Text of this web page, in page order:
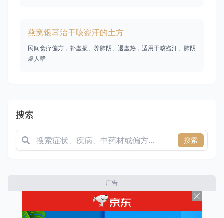
燕窝银耳治干咳盗汗的土方
民间食疗偏方，补虚损、养肺阴、退虚热，适用干咳盗汗、肺阴
虚人群
搜索
搜索
广告